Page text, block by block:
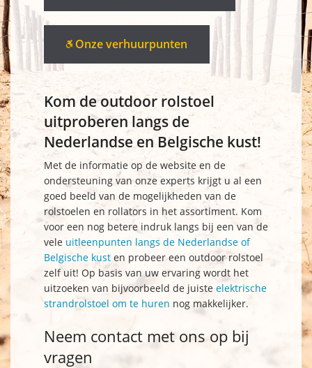
Onze verhuurpunten
Kom de outdoor rolstoel
uitproberen langs de
Nederlandse en Belgische kust!
Met de informatie op de website en de
ondersteuning van onze experts krijgt u al een
goed beeld van de mogelijkheden van de
rolstoelen en rollators in het assortiment. Kom
voor een nog betere indruk langs bij een van de
vele uitleenpunten langs de Nederlandse of
Belgische kust en probeer een outdoor rolstoel
zelf uit! Op basis van uw ervaring wordt het
uitzoeken van bijvoorbeeld de juiste elektrische
strandrolstoel om te huren nog makkelijker.
Neem contact met ons op bij
vragen